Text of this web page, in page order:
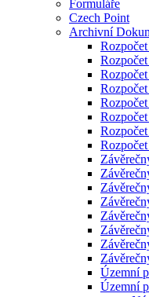
Formuláře
Czech Point
Archivní
Rozpočet
Územní
Územní